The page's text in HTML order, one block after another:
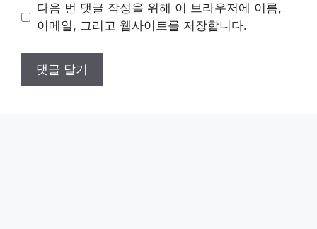
트
다음 번 댓글 작성을 위해 이 브라우저에 이름,
이메일, 그리고 웹사이트를 저장합니다.